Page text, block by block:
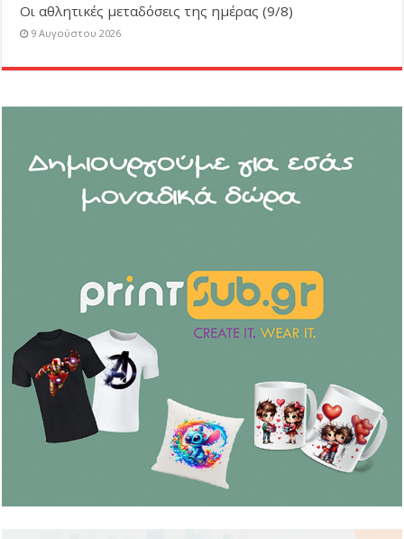
Οι αθλητικές μεταδόσεις της ημέρας (9/8)
9 Αυγούστου 2026